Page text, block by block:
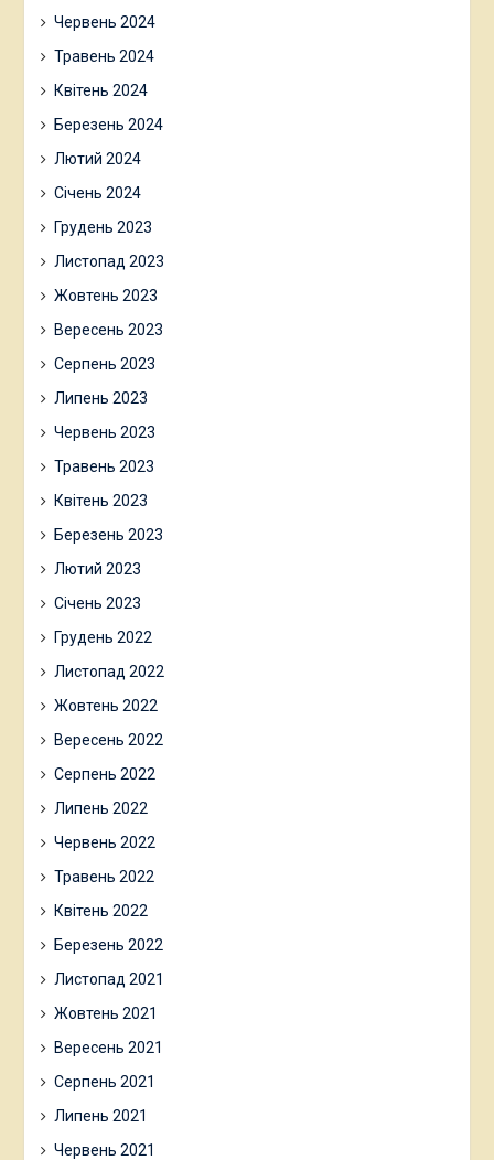
Червень 2024
Травень 2024
Квітень 2024
Березень 2024
Лютий 2024
Січень 2024
Грудень 2023
Листопад 2023
Жовтень 2023
Вересень 2023
Серпень 2023
Липень 2023
Червень 2023
Травень 2023
Квітень 2023
Березень 2023
Лютий 2023
Січень 2023
Грудень 2022
Листопад 2022
Жовтень 2022
Вересень 2022
Серпень 2022
Липень 2022
Червень 2022
Травень 2022
Квітень 2022
Березень 2022
Листопад 2021
Жовтень 2021
Вересень 2021
Серпень 2021
Липень 2021
Червень 2021